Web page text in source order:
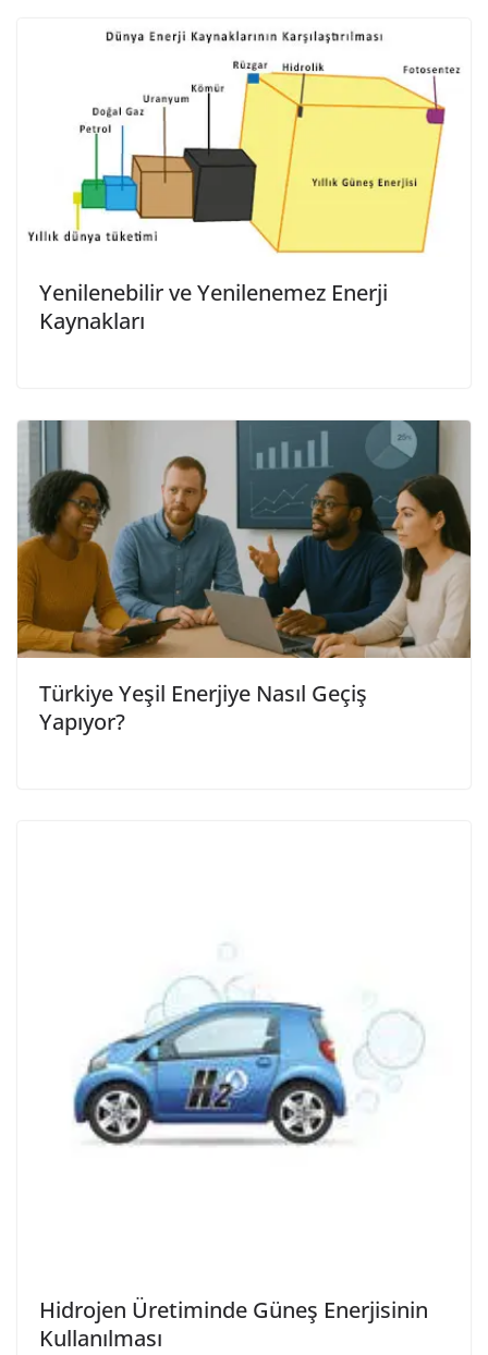
Yenilenebilir ve Yenilenemez Enerji
Kaynakları
Türkiye Yeşil Enerjiye Nasıl Geçiş
Yapıyor?
Hidrojen Üretiminde Güneş Enerjisinin
Kullanılması